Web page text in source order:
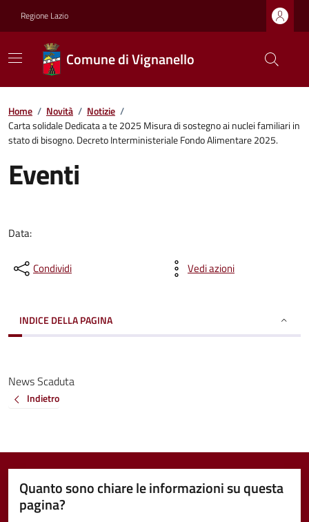
Regione Lazio
Comune di Vignanello
Home / Novità / Notizie /
Carta solidale Dedicata a te 2025 Misura di sostegno ai nuclei familiari in
stato di bisogno. Decreto Interministeriale Fondo Alimentare 2025.
Eventi
Data:
Condividi Vedi azioni
INDICE DELLA PAGINA
News Scaduta
Indietro
Quanto sono chiare le informazioni su questa
pagina?